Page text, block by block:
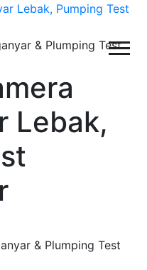
Lebak,
& Plumping Test